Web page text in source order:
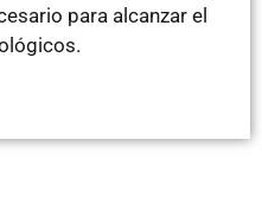
para alcanzar el